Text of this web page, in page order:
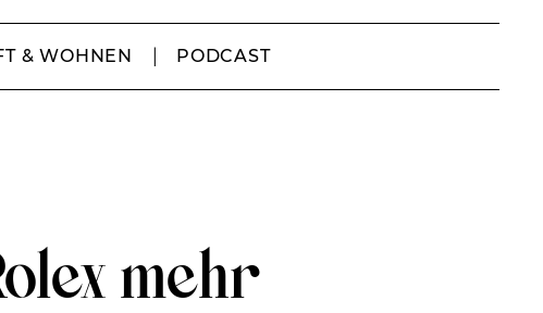
& WOHNEN PODCAST
mehr